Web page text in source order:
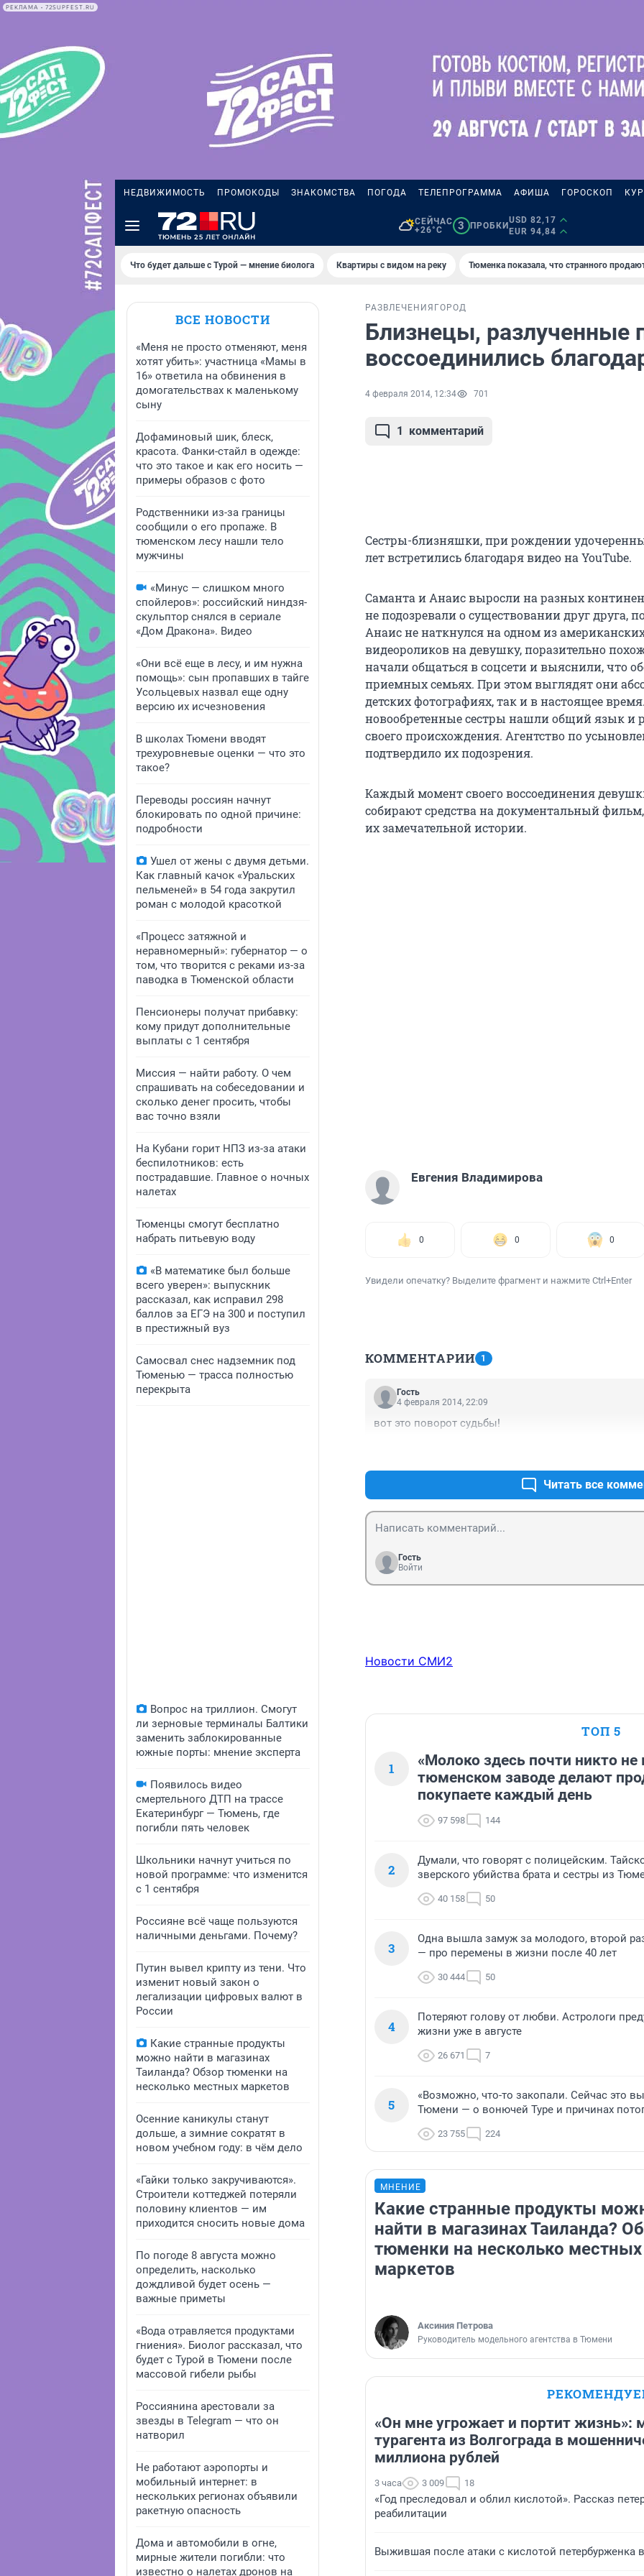
РЕКЛАМА • 72SUPFEST.RU
НЕДВИЖИМОСТЬ ПРОМОКОДЫ ЗНАКОМСТВА ПОГОДА ТЕЛЕПРОГРАММА АФИША ГОРОСКОП
СЕЙЧАС
+26°C
3 ПРОБКИ
USD 82,17
EUR 94,84
Что будет дальше с Турой — мнение биолога Квартиры с видом на реку Тюменка показала, что странного
ВСЕ НОВОСТИ
«Меня не просто отменяют, меня
хотят убить»: участница «Мамы в
16» ответила на обвинения в
домогательствах к маленькому
сыну
Дофаминовый шик, блеск,
красота. Фанки-стайл в одежде:
что это такое и как его носить —
примеры образов с фото
Родственники из-за границы
сообщили о его пропаже. В
тюменском лесу нашли тело
мужчины
«Минус — слишком много
спойлеров»: российский ниндзя-
скульптор снялся в сериале
«Дом Дракона». Видео
«Они всё еще в лесу, и им нужна
помощь»: сын пропавших в тайге
Усольцевых назвал еще одну
версию их исчезновения
В школах Тюмени вводят
трехуровневые оценки — что это
такое?
Переводы россиян начнут
блокировать по одной причине:
подробности
Ушел от жены с двумя детьми.
Как главный качок «Уральских
пельменей» в 54 года закрутил
роман с молодой красоткой
«Процесс затяжной и
неравномерный»: губернатор — о
том, что творится с реками из-за
паводка в Тюменской области
Пенсионеры получат прибавку:
кому придут дополнительные
выплаты с 1 сентября
Миссия — найти работу. О чем
спрашивать на собеседовании и
сколько денег просить, чтобы
вас точно взяли
На Кубани горит НПЗ из-за атаки
беспилотников: есть
пострадавшие. Главное о ночных
налетах
Тюменцы смогут бесплатно
набрать питьевую воду
«В математике был больше
всего уверен»: выпускник
рассказал, как исправил 298
баллов за ЕГЭ на 300 и поступил
в престижный вуз
Самосвал снес надземник под
Тюменью — трасса полностью
перекрыта
Вопрос на триллион. Смогут
ли зерновые терминалы Балтики
заменить заблокированные
южные порты: мнение эксперта
Появилось видео
смертельного ДТП на трассе
Екатеринбург — Тюмень, где
погибли пять человек
Школьники начнут учиться по
новой программе: что изменится
с 1 сентября
Россияне всё чаще пользуются
наличными деньгами. Почему?
Путин вывел крипту из тени. Что
изменит новый закон о
легализации цифровых валют в
России
Какие странные продукты
можно найти в магазинах
Таиланда? Обзор тюменки на
несколько местных маркетов
Осенние каникулы станут
дольше, а зимние сократят в
новом учебном году: в чём дело
«Гайки только закручиваются».
Строители коттеджей потеряли
половину клиентов — им
приходится сносить новые дома
По погоде 8 августа можно
определить, насколько
дождливой будет осень —
важные приметы
«Вода отравляется продуктами
гниения». Биолог рассказал, что
будет с Турой в Тюмени после
массовой гибели рыбы
Россиянина арестовали за
звезды в Telegram — что он
натворил
Не работают аэропорты и
мобильный интернет: в
нескольких регионах объявили
ракетную опасность
Дома и автомобили в огне,
мирные жители погибли: что
известно о налетах дронов на
РАЗВЛЕЧЕНИЯ ГОРОД
Близнецы, разлученные
воссоединились
4 февраля 2014, 12:34 701
1 комментарий
Сестры-близняшки, при рождении
лет встретились благодаря видео на YouTube.
Саманта и Анаис выросли на разных
не подозревали о существовании друг друга,
Анаис не наткнулся на одном из
видеороликов на девушку, поразительно
начали общаться в соцсети и выяснили, что
приемных семьях. При этом выглядят они
детских фотографиях, так и в настоящее
новообретенные сестры нашли общий язык
своего происхождения. Агентство по
подтвердило их подозрения.
Каждый момент своего воссоединения
собирают средства на документальный
их замечательной истории.
Евгения Владимирова
0 0 0
Увидели опечатку? Выделите фрагмент и нажмите Ctrl+Enter
КОММЕНТАРИИ 1
Гость
4 февраля 2014, 22:09
вот это поворот судьбы!
Читать все
Гость
Войти
Новости СМИ2
ТОП 5
1
«Молоко здесь почти никто не
тюменском заводе делают
покупаете каждый день
97 598 144
2
Думали, что говорят с полицейским.
зверского убийства брата и сестры из
40 158 50
3
Одна вышла замуж за молодого, второй
— про перемены в жизни после 40 лет
30 444 50
4
Потеряют голову от любви. Астрологи
жизни уже в августе
26 671 7
5
«Возможно, что-то закопали. Сейчас это
Тюмени — о вонючей Туре и причинах
23 755 224
МНЕНИЕ
Какие странные продукты
найти в магазинах Таиланда?
тюменки на несколько местных
маркетов
Аксиния Петрова
Руководитель модельного агентства в Тюмени
«Он мне угрожает и портит жизнь»:
турагента из Волгограда в
миллиона рублей
3 часа 3 009 18
«Год преследовал и облил кислотой». Рассказ
реабилитации
Выжившая после атаки с кислотой петербурженка